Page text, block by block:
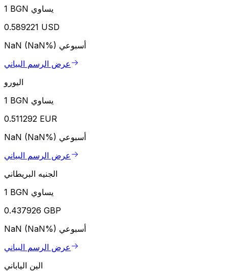
1 BGN يساوي
0.589221 USD
NaN (NaN%) أسبوعي
عرض الرسم البياني
اليورو
1 BGN يساوي
0.511292 EUR
NaN (NaN%) أسبوعي
عرض الرسم البياني
الجنيه البريطاني
1 BGN يساوي
0.437926 GBP
NaN (NaN%) أسبوعي
عرض الرسم البياني
الين الياباني